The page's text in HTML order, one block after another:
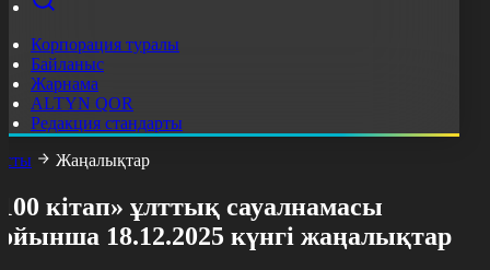
Корпорация туралы
Байланыс
Жарнама
ALTYN QOR
Редакция стандарты
Жаңалықтар
кітап» ұлттық сауалнамасы
18.12.2025 күнгі жаңалықтар